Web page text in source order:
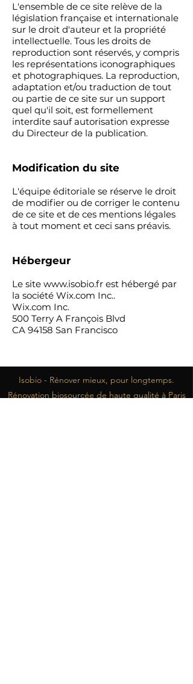
L'ensemble de ce site relève de la
législation française et internationale
sur le droit d'auteur et la propriété
intellectuelle. Tous les droits de
reproduction sont réservés, y compris
les représentations iconographiques
et photographiques. La reproduction,
adaptation et/ou traduction de tout
ou partie de ce site sur un support
quel qu'il soit, est formellement
interdite sauf autorisation expresse
du Directeur de la publication.
Modification du site
L'équipe éditoriale se réserve le droit
de modifier ou de corriger le contenu
de ce site et de ces mentions légales
à tout moment et ceci sans préavis.
Hébergeur
Le site www.isobio.fr est hébergé par
la société Wix.com Inc..
Wix.com Inc.
500 Terry A François Blvd
CA 94158 San Francisco
Isobio - Rénover mieux, pour longtemps.
Rénovation biosourcée de haute qualité à Paris